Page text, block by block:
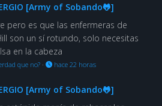
[Army of Sobando🐸]
pero es que las enfermeras de
son un sí rotundo, solo necesitas
en la cabeza
que no? · hace 22 horas
[Army of Sobando🐸]